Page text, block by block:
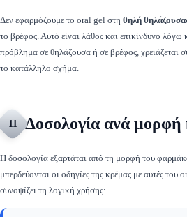
Δεν εφαρμόζουμε το oral gel στη θηλή
το βρέφος. Αυτό είναι λάθος και επικίνδυνο λόγω
πρόβλημα σε θηλάζουσα ή σε βρέφος, χρειάζεται
το κατάλληλο σχήμα.
11 Δοσολογία ανά μορφή
Η δοσολογία εξαρτάται από τη μορφή του
μπερδεύονται οι οδηγίες της κρέμας με αυτές
συνοψίζει τη λογική χρήσης: